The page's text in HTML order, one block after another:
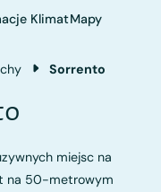
KlimatMapy
Sorrento
miejsc na
na 50-metrowym